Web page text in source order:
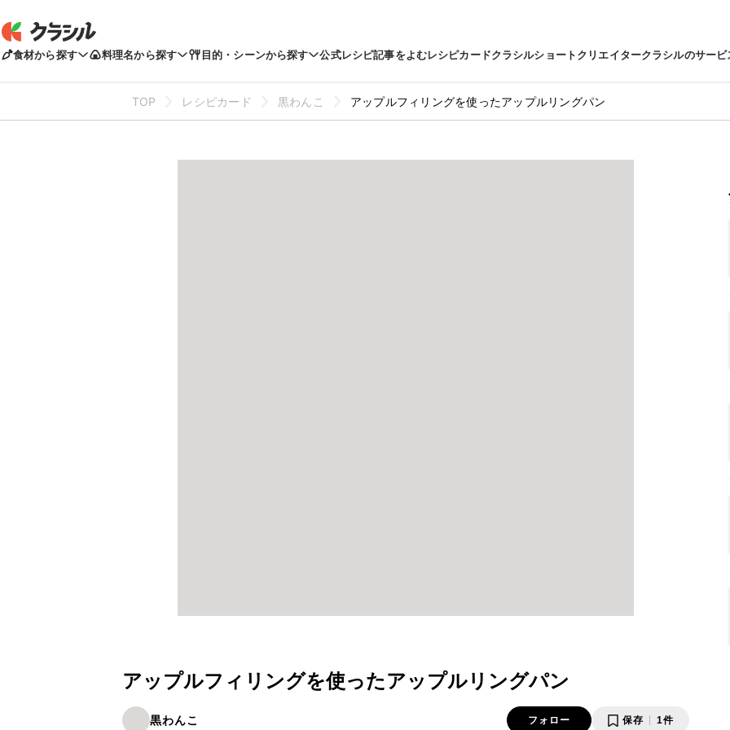
食材から探す 料理名から探す 目的・シーンから探す 公式レシピ記事をよむレシピカードクラシルショートクリエイタークラシルのサービ
TOP レシピカード 黒わんこ アップルフィリングを使ったアップルリングパン
アップルフィリングを使ったアップルリングパン
黒わんこ フォロー 保存 1件